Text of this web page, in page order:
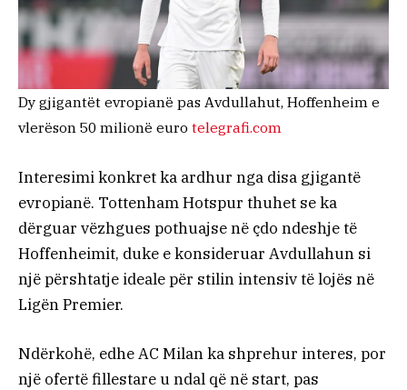
Dy gjigantët evropianë pas Avdullahut, Hoffenheim e
vlerëson 50 milionë euro telegrafi.com
Interesimi konkret ka ardhur nga disa gjigantë
evropianë. Tottenham Hotspur thuhet se ka
dërguar vëzhgues pothuajse në çdo ndeshje të
Hoffenheimit, duke e konsideruar Avdullahun si
një përshtatje ideale për stilin intensiv të lojës në
Ligën Premier.
Ndërkohë, edhe AC Milan ka shprehur interes, por
një ofertë fillestare u ndal që në start, pas